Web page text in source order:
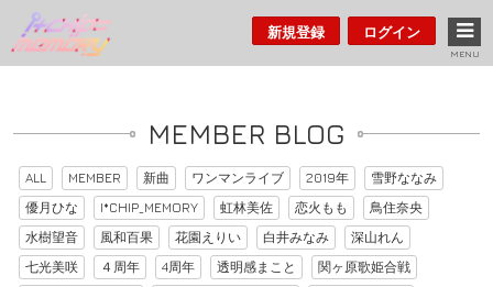
新規登録 ログイン
MENU
MEMBER BLOG
ALL MEMBER 新曲 ワンマンライブ 2019年
雪野ななみ
優月ひな
I*CHIP_MEMORY 虹林美佐 恋火もも
鳥住奈央
水樹望音
風和百果 花園えりい 白井みなみ
深山れん
七光美咲
４周年 4周年 透明感まこと
関ヶ原歌姫合戦